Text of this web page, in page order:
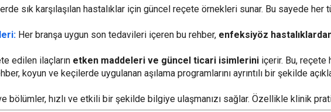
sık karşılaşılan hastalıklar için güncel reçete örnekleri sunar. Bu sayede her
Her branşa uygun son tedavileri içeren bu rehber, enfeksiyöz
edilen ilaçların etken maddeleri ve güncel ticari isimlerini içerir. Bu, reçete
koyun ve keçilerde uygulanan aşılama programlarını ayrıntılı bir şekilde
bölümler, hızlı ve etkili bir şekilde bilgiye ulaşmanızı sağlar. Özellikle klinik